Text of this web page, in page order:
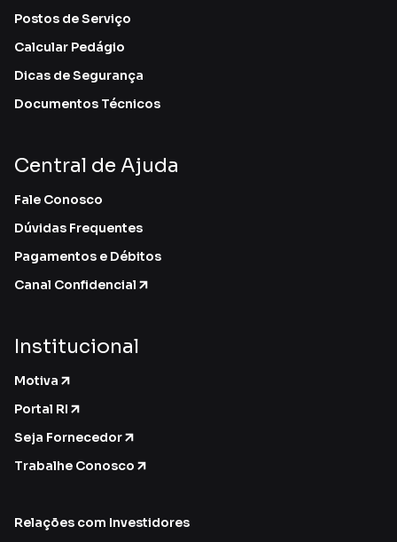
Postos de Serviço
Calcular Pedágio
Dicas de Segurança
Documentos Técnicos
Central de Ajuda
Fale Conosco
Dúvidas Frequentes
Pagamentos e Débitos
Canal Confidencial
Institucional
Motiva
Portal RI
Seja Fornecedor
Trabalhe Conosco
Relações com Investidores